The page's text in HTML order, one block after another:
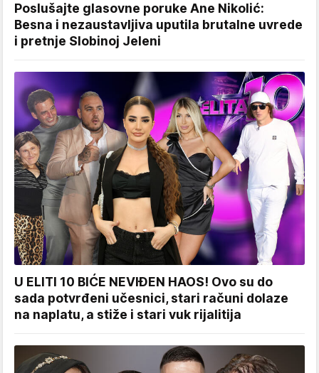
Poslušajte glasovne poruke Ane Nikolić:
Besna i nezaustavljiva uputila brutalne uvrede
i pretnje Slobinoj Jeleni
U ELITI 10 BIĆE NEVIĐEN HAOS! Ovo su do
sada potvrđeni učesnici, stari računi dolaze
na naplatu, a stiže i stari vuk rijalitija